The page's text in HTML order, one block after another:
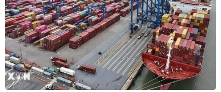
hạng ba có thành tích tốt nhất.